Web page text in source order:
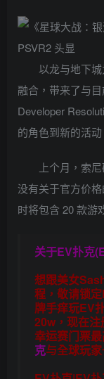
以龙与地下城
融合，带来了与
Developer
的角色到新的活动
上个月，索尼
没有关于官方价
时将包含 20 款游
关于EV扑克
想跟美女
程， 敬请锁
牌手痒玩EV
20w，现在注
幸运赛门票
克与全球玩